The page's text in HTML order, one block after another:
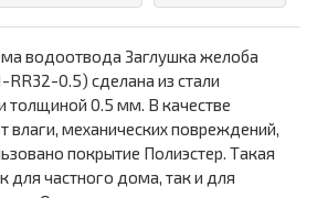
водоотвода Заглушка желоба
0.5) сделана из стали
толщиной 0.5 мм. В качестве
влаги, механических повреждений,
покрытие Полиэстер. Такая
для частного дома, так и для